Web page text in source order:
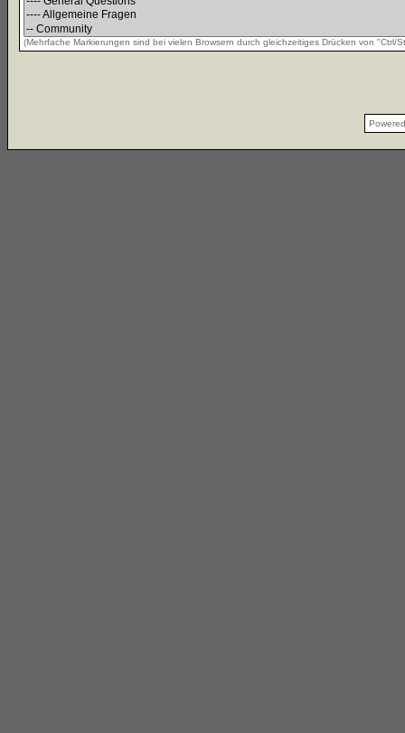
(Mehrfache Markierungen sind bei vielen Browsern durch gleichzeitiges Drücken von "Ctrl/